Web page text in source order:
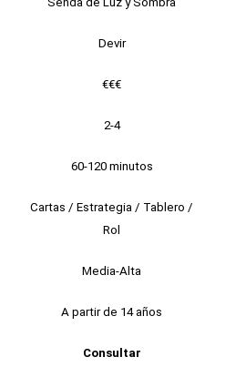
Devir
€€€
2-4
60-120 minutos
Cartas / Estrategia / Tablero /
Rol
Media-Alta
A partir de 14 años
Consultar